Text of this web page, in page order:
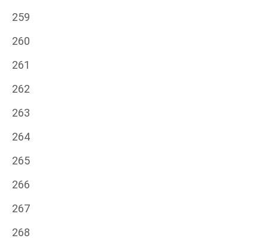
259
260
261
262
263
264
265
266
267
268